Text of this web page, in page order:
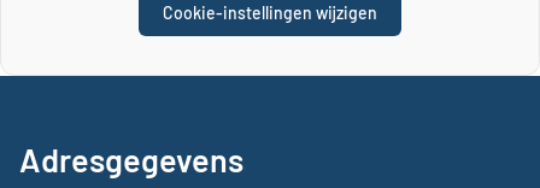
Cookie-instellingen wijzigen
Adresgegevens